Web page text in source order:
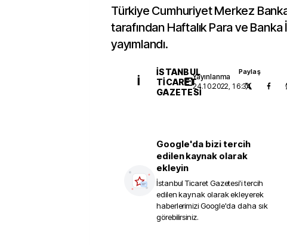
Türkiye Cumhuriyet Merkez
tarafından Haftalık Para ve
yayımlandı.
İ
İSTANBUL
TICARET
GAZETESI
Yayınlanma
24.10.2022, 16:34
Paylaş
Google'da bizi tercih
edilen kaynak olarak
ekleyin
İstanbul Ticaret Gazetesi'i tercih
edilen kaynak olarak ekleyerek
haberlerimizi Google'da daha sık
görebilirsiniz.